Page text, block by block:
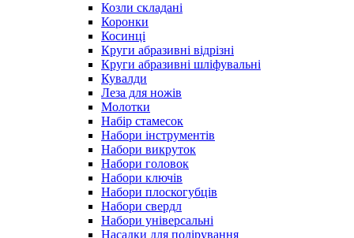
Козли складані
Коронки
Косинці
Круги абразивні відрізні
Круги абразивні шліфувальні
Кувалди
Леза для ножів
Молотки
Набір стамесок
Набори інструментів
Набори викруток
Набори головок
Набори ключів
Набори плоскогубців
Набори свердл
Набори універсальні
Насадки для полірування